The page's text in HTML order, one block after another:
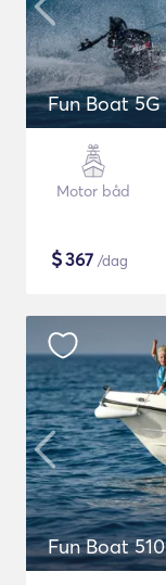
Fun Boat 5G
Motor båd
$367 /dag
Fun Boat 510